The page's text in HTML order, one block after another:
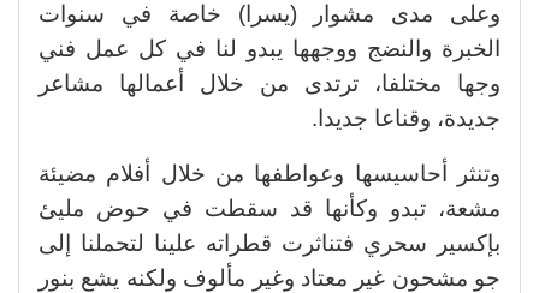
وعلى مدى مشوار (يسرا) خاصة في سنوات
الخبرة والنضج ووجهها يبدو لنا في كل عمل فني
وجها مختلفا، ترتدى من خلال أعمالها مشاعر
جديدة، وقناعا جديدا.
وتنثر أحاسيسها وعواطفها من خلال أفلام مضيئة
مشعة، تبدو وكأنها قد سقطت في حوض مليئ
بإكسير سحري فتناثرت قطراته علينا لتحملنا إلى
جو مشحون غير معتاد وغير مألوف ولكنه يشع بنور